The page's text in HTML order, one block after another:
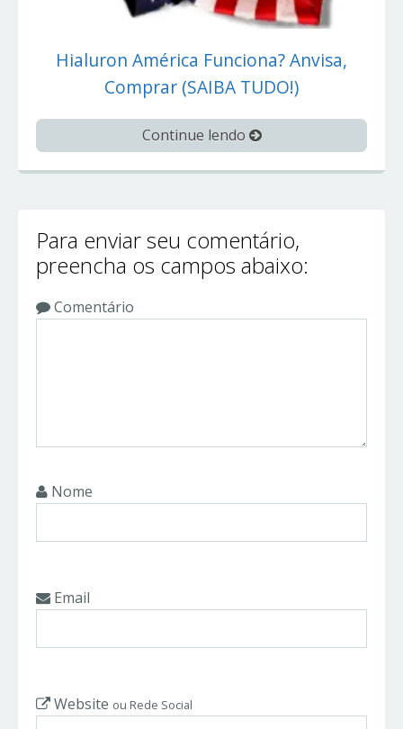
Hialuron América Funciona? Anvisa,
Comprar (SAIBA TUDO!)
Continue lendo
Para enviar seu comentário,
preencha os campos abaixo:
Comentário
Nome
Email
Website ou Rede Social